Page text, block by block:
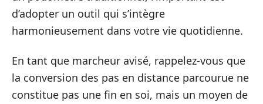
d’adopter un outil qui s’intègre
harmonieusement dans votre vie quotidienne.
En tant que marcheur avisé, rappelez-vous que
la conversion des pas en distance parcourue ne
constitue pas une fin en soi, mais un moyen de